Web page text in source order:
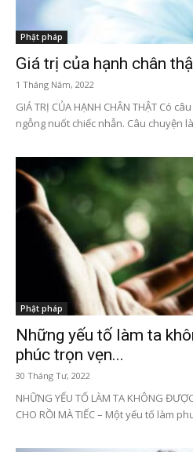
Phật pháp
Giá trị của hạnh chân
1 Tháng Năm, 2022
GIÁ TRỊ CỦA HẠNH CHÂN THẬT Có
ngỗng nuốt chiếc nhẫn. Câu chuyện
Phật pháp
Những yếu tố làm ta
phúc trọn vẹn...
30 Tháng Tư, 2022
NHỮNG YẾU TỐ LÀM TA KHÔNG
CHO RỒI MÀ TIẾC – Một yếu tố làm